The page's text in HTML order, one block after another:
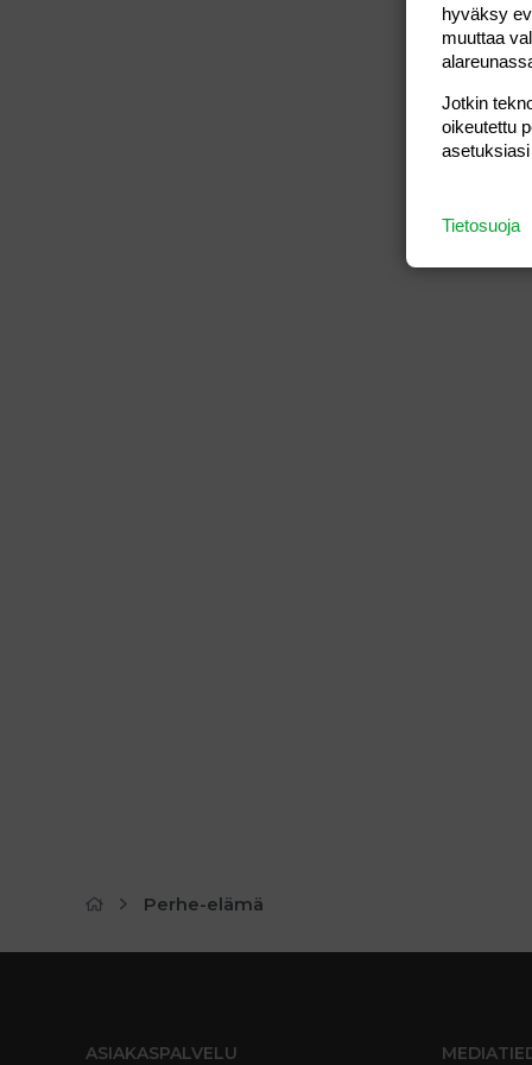
Perhe-elämä
ASIAKASPALVELU
hyväksy
muuttaa
Jotkin
oikeutettu
Tietosuoja